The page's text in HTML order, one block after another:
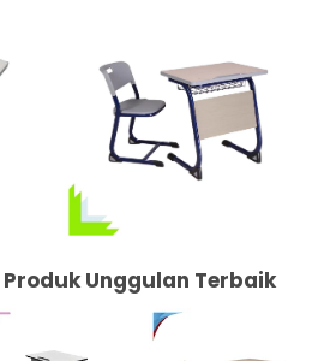
Unggulan Terbaik